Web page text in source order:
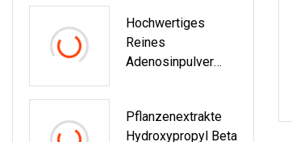
Hochwertiges
Reines
Adenosinpulver
Pflanzenextrakte
Hydroxypropyl Beta